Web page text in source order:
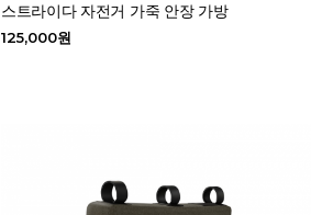
스트라이다 자전거 가죽 안장 가방
125,000원